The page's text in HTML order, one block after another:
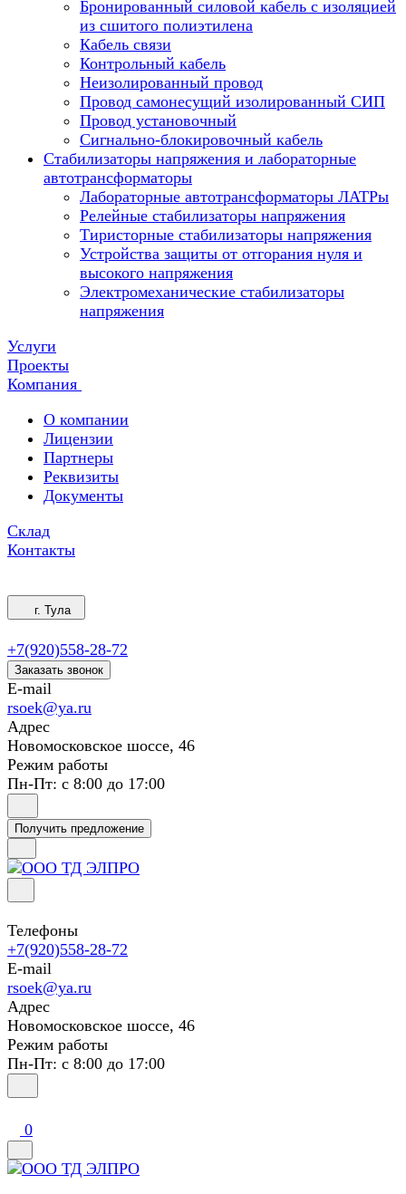
Бронированный силовой кабель с изоляцией
из сшитого полиэтилена
Кабель связи
Контрольный кабель
Неизолированный провод
Провод самонесущий изолированный СИП
Провод установочный
Сигнально-блокировочный кабель
Стабилизаторы напряжения и лабораторные
автотрансформаторы
Лабораторные автотрансформаторы ЛАТРы
Релейные стабилизаторы напряжения
Тиристорные стабилизаторы напряжения
Устройства защиты от отгорания нуля и
высокого напряжения
Электромеханические стабилизаторы
напряжения
Услуги
Проекты
Компания
О компании
Лицензии
Партнеры
Реквизиты
Документы
Склад
Контакты
г. Тула
+7(920)558-28-72
Заказать звонок
E-mail
rsoek@ya.ru
Адрес
Новомосковское шоссе, 46
Режим работы
Пн-Пт: с 8:00 до 17:00
Получить предложение
Телефоны
+7(920)558-28-72
E-mail
rsoek@ya.ru
Адрес
Новомосковское шоссе, 46
Режим работы
Пн-Пт: с 8:00 до 17:00
0